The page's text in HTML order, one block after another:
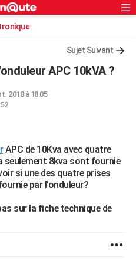
Sujet Suivant
APC 10kVA ?
2018 à 18:05
APC de 10Kva avec quatre
seulement 8kva sont fournie
si une des quatre prises
par l'onduleur?
sur la fiche technique de